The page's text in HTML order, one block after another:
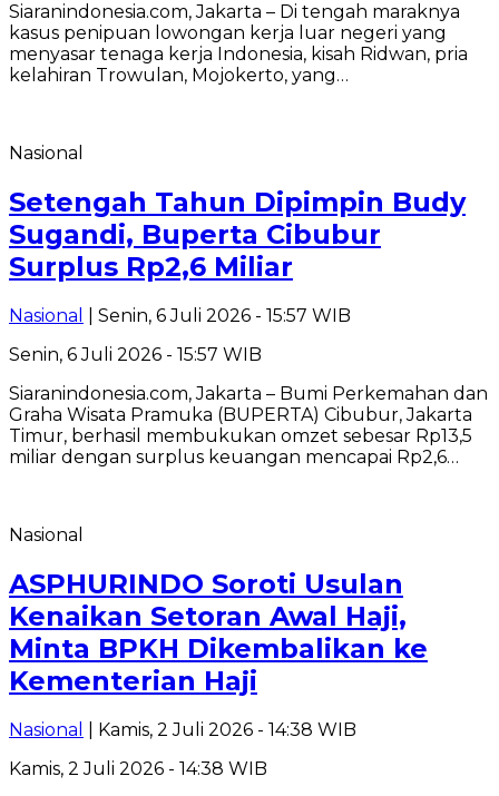
Siaranindonesia.com, Jakarta – Di tengah maraknya
kasus penipuan lowongan kerja luar negeri yang
menyasar tenaga kerja Indonesia, kisah Ridwan, pria
kelahiran Trowulan, Mojokerto, yang…
Nasional
Setengah Tahun Dipimpin Budy
Sugandi, Buperta Cibubur
Surplus Rp2,6 Miliar
Nasional
| Senin, 6 Juli 2026 - 15:57 WIB
Senin, 6 Juli 2026 - 15:57 WIB
Siaranindonesia.com, Jakarta – Bumi Perkemahan dan
Graha Wisata Pramuka (BUPERTA) Cibubur, Jakarta
Timur, berhasil membukukan omzet sebesar Rp13,5
miliar dengan surplus keuangan mencapai Rp2,6…
Nasional
ASPHURINDO Soroti Usulan
Kenaikan Setoran Awal Haji,
Minta BPKH Dikembalikan ke
Kementerian Haji
Nasional
| Kamis, 2 Juli 2026 - 14:38 WIB
Kamis, 2 Juli 2026 - 14:38 WIB